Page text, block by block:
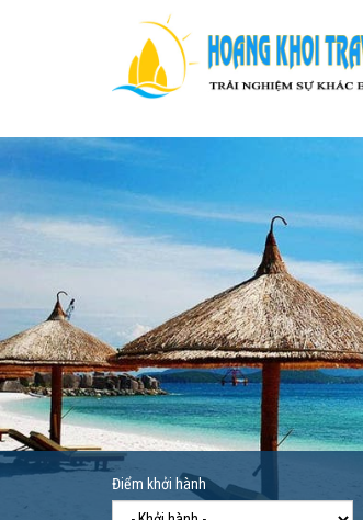
Điểm khởi hành